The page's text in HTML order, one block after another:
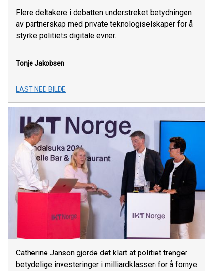
Flere deltakere i debatten understreket betydningen
av partnerskap med private teknologiselskaper for å
styrke politiets digitale evner.
Tonje Jakobsen
LAST NED BILDE
Catherine Janson gjorde det klart at politiet trenger
betydelige investeringer i milliardklassen for å fornye